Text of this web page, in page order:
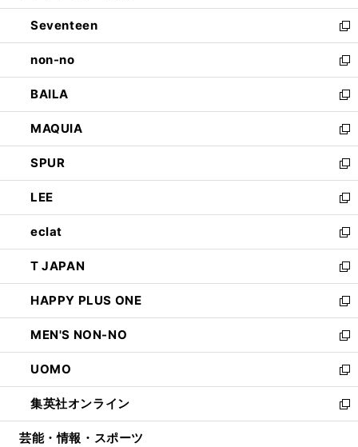
開
く
ウ
で
開
く
ン
ド
ウ
で
開
く
Seventeen
新
し
い
ウ
ィ
ン
ド
ウ
で
開
く
non-no
新
し
い
ウ
ィ
ン
ド
ウ
で
開
く
BAILA
新
し
い
ウ
ィ
ン
ド
ウ
で
開
く
MAQUIA
新
し
い
ウ
ィ
ン
ド
ウ
で
開
く
SPUR
新
し
い
ウ
ィ
ン
ド
ウ
で
開
く
LEE
新
し
い
ウ
ィ
ン
ド
ウ
で
開
く
eclat
新
し
い
ウ
ィ
ン
ド
ウ
で
開
く
T JAPAN
新
し
い
ウ
ィ
ン
ド
ウ
で
開
HAPPY PLUS ONE
新
し
い
ウ
ィ
ン
ド
ウ
MEN'S NON-NO
新
し
い
ウ
ィ
ン
UOMO
新
し
い
ウ
集英社オンライン
新
し
芸能・情報・スポーツ